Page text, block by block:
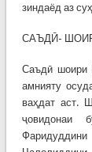
зиндаёд аз
САЪДӢ-
Саъдӣ шоири
амнияту
ваҳдат аст.
ҷовидонаи